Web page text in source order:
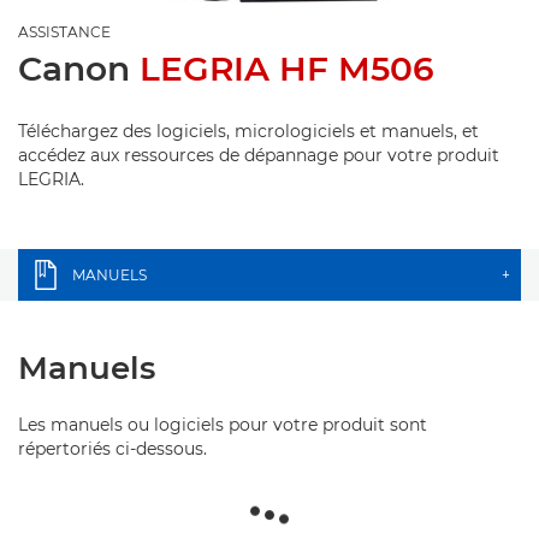
ASSISTANCE
Canon LEGRIA HF M506
Téléchargez des logiciels, micrologiciels et manuels, et
accédez aux ressources de dépannage pour votre produit
LEGRIA.
MANUELS +
Manuels
Les manuels ou logiciels pour votre produit sont
répertoriés ci-dessous.